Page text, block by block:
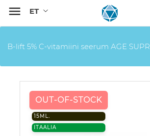

B-lift 5% C-vitamiini seerum AGE
OUT-OF-STOCK
15ML.
ITAALIA